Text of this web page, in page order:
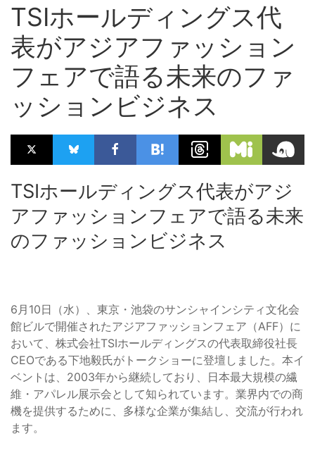
TSIホールディングス代
表がアジアファッション
フェアで語る未来のファ
ッションビジネス
TSIホールディングス代表がアジ
アファッションフェアで語る未来
のファッションビジネス
6月10日（水）、東京・池袋のサンシャインシティ文化会
館ビルで開催されたアジアファッションフェア（AFF）に
おいて、株式会社TSIホールディングスの代表取締役社長
CEOである下地毅氏がトークショーに登壇しました。本イ
ベントは、2003年から継続しており、日本最大規模の繊
維・アパレル展示会として知られています。業界内での商
機を提供するために、多様な企業が集結し、交流が行われ
ます。